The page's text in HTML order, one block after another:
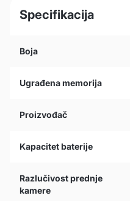
Specifikacija
Boja
Ugrađena memorija
Proizvođač
Kapacitet baterije
Razlučivost prednje
kamere